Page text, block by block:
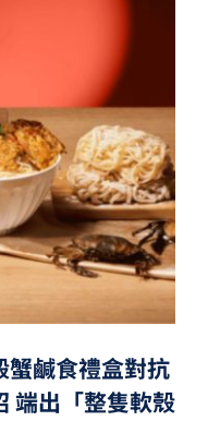
蟹鹹食禮盒對抗
端出「整隻軟殼